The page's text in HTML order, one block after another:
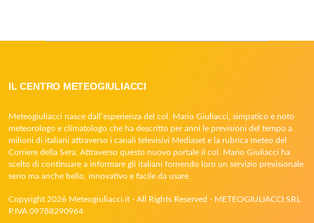
IL CENTRO METEOGIULIACCI
Meteogiuliacci nasce dall’esperienza del col. Mario Giuliacci, simpatico e noto
meteorologo e climatologo che ha descritto per anni le previsioni del tempo a
milioni di italiani attraverso i canali televisivi Mediaset e la rubrica meteo del
Corriere della Sera. Attraverso questo nuovo portale il col. Mario Giuliacci ha
scelto di continuare a informare gli italiani fornendo loro un servizio previsionale
serio ma anche bello, innovativo e facile da usare.
Copyright 2026 Meteogiuliacci.it - All Rights Reserved - METEOGIULIACCI SRL
P.IVA 09788290964